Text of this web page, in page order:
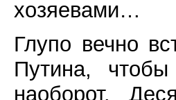
хозяевами…
Глупо вечно
Путина,
наоборот.